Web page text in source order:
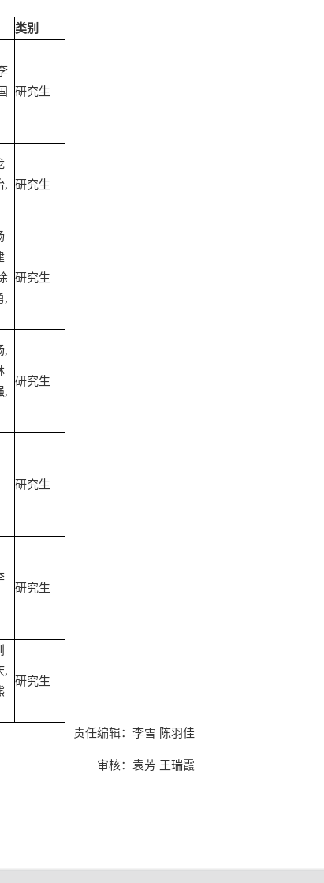
类别
研究生
,
研究生
,
研究生
,
,
研究生
研究生
研究生
,
研究生
责任编辑：李雪 陈羽佳
审核：袁芳 王瑞霞